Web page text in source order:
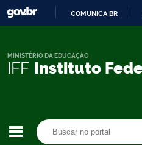
COMUNICA BR
IFF Instituto
MINISTÉRIO DA EDUCAÇÃO